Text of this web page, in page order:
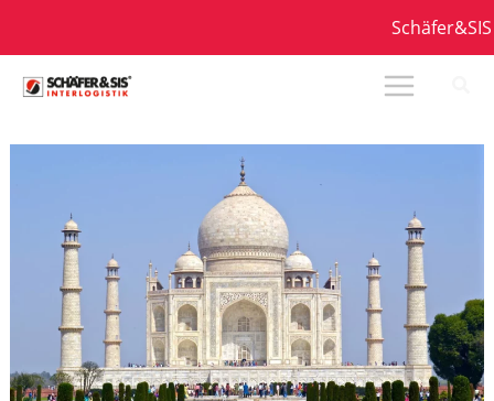
springen